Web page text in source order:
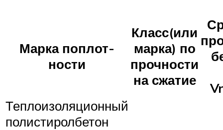
Марка поплот-
ности
Класс(или
марка) по
прочности
на сжатие
Теплоизоляционный
полистиролбетон